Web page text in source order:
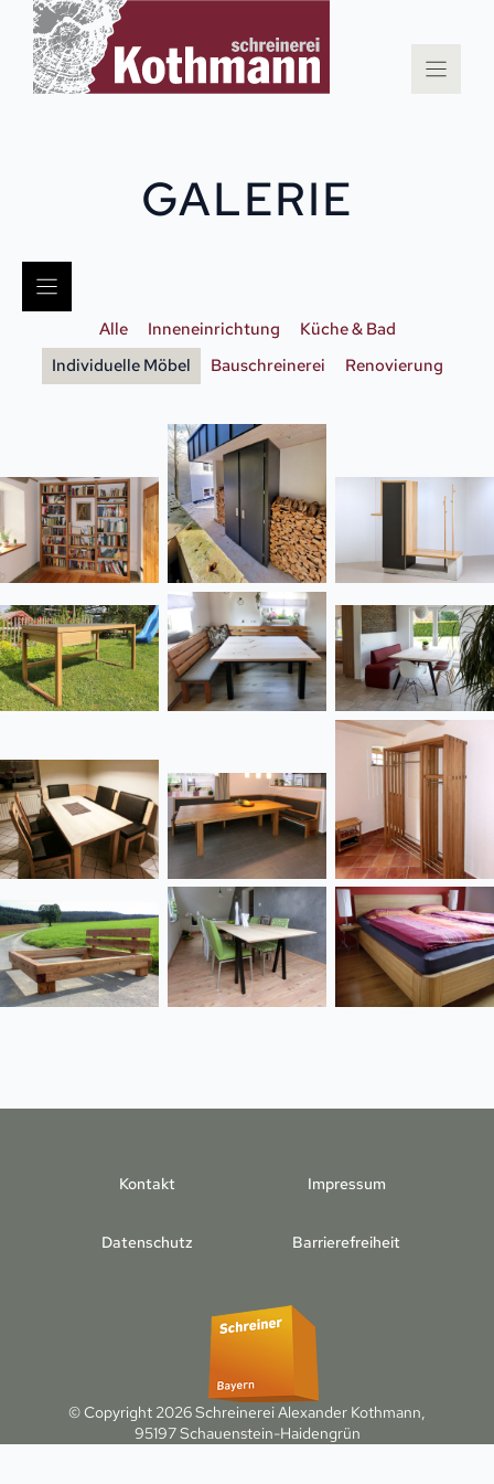
Inhalt
springen
GALERIE
Alle Inneneinrichtung
Küche & Bad
Individuelle Möbel
Bauschreinerei Renovierung
Kontakt Impressum
Datenschutz Barrierefreiheit
© Copyright 2026 Schreinerei Alexander Kothmann,
95197 Schauenstein-Haidengrün